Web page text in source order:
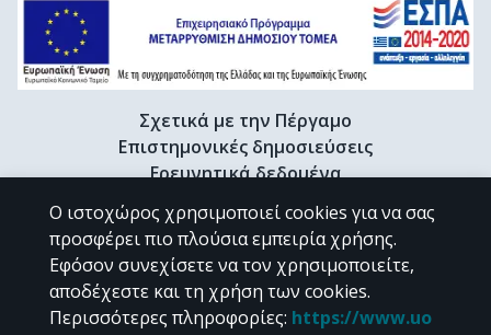
Σχετικά με την Πέργαμο
Επιστημονικές δημοσιεύσεις
Ερευνητικά δεδομένα
Διδακτορικές διατριβές & Γκρίζα βιβλιογραφία
Προφίλ Ερευνητή
CC BY-NC 4.0
Ο ιστοχώρος χρησιμοποιεί cookies για να σας
προσφέρει πιο πλούσια εμπειρία χρήσης.
Εφόσον συνεχίσετε να τον χρησιμοποιείτε,
αποδέχεστε και τη χρήση των cookies.
Περισσότερες πληροφορίες: https://www.uo